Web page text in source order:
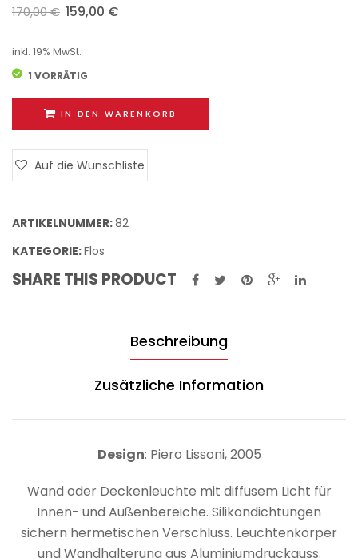
170,00€ 159,00 €
inkl. 19% MwSt.
1 VORRÄTIG
IN DEN WARENKORB
Auf die Wunschliste
ARTIKELNUMMER:82
KATEGORIE:Flos
SHARE THIS PRODUCT
Beschreibung
Zusätzliche Information
Design: Piero Lissoni, 2005
Wand oder Deckenleuchte mit diffusem Licht für
Innen- und Außenbereiche. Silikondichtungen
sichern hermetischen Verschluss. Leuchtenkörper
und Wandhalterung aus Aluminiumdruckguss.